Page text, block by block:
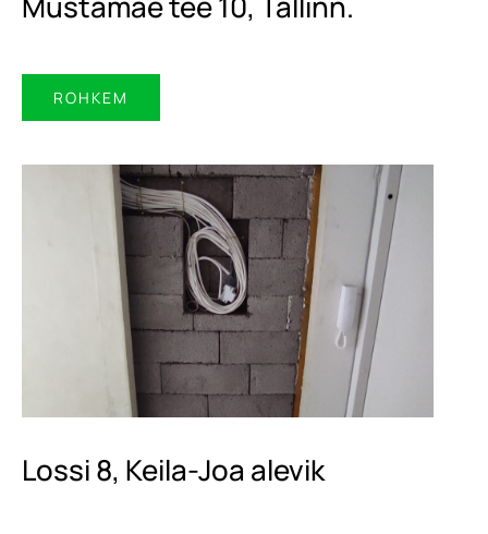
ROHKEM
Lossi 8, Keila-Joa alevik